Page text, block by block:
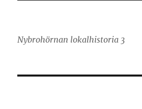
Nybrohörnan lokalhistoria 3